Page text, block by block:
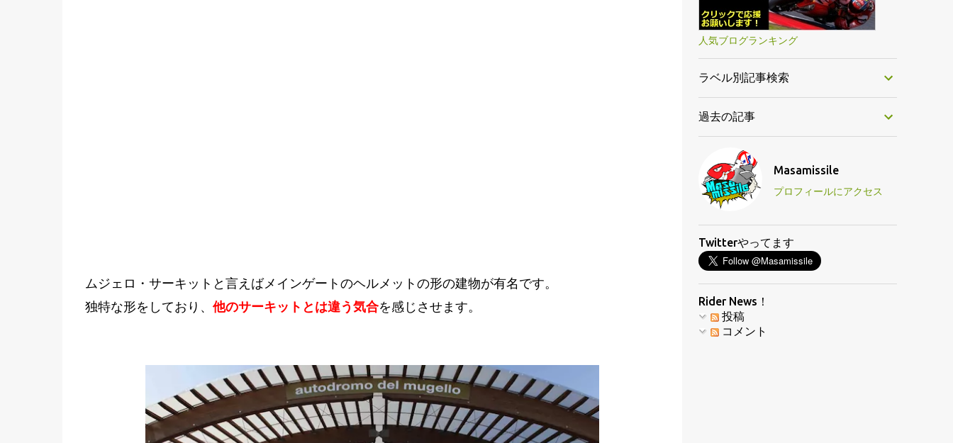
ムジェロ・サーキットと言えばメインゲートのヘルメットの形の建物が有名です。
独特な形をしており、 他のサーキットとは違う気合を感じさせます。
人気ブログランキング
ラベル別記事検索
過去の記事
Masamissile
プロフィールにアクセス
Twitterやってます
Rider News！
投稿
コメント